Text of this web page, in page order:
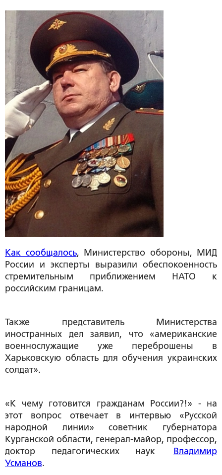
Как сообщалось, Министерство обороны, МИД
России и эксперты выразили обеспокоенность
стремительным приближением НАТО к
российским границам.
Также представитель Министерства
иностранных дел заявил, что «американские
военнослужащие уже переброшены в
Харьковскую область для обучения украинских
солдат».
«К чему готовится гражданам России?!» - на
этот вопрос отвечает в интервью «Русской
народной линии» советник губернатора
Курганской области, генерал-майор, профессор,
доктор педагогических наук Владимир
Усманов.